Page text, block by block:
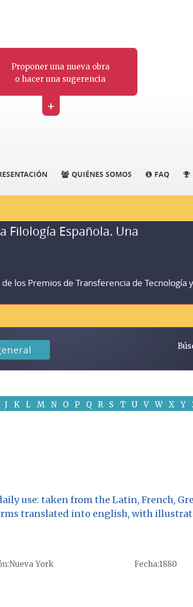
Proponer una nueva obra
o hacer una sugerencia
+
QUIÉNES SOMOS FAQ
Filología Española. Una
los Premios de Transferencia de
J K L M N O P Q R S T U V W X Y
use: taken from the Latin, French,
translated into english, with
Nueva York Fecha1880